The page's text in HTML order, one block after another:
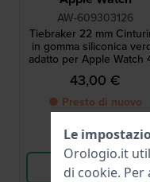
AW-609303126
Tiebraker 22 mm
in gomma siliconica
adatto per Apple Watch
44-49 mm
43,00 €
● Presto di nuovo
disponibile
Confronta
Vedi i prodotti
Le
Orologio.it
di cookie. Per